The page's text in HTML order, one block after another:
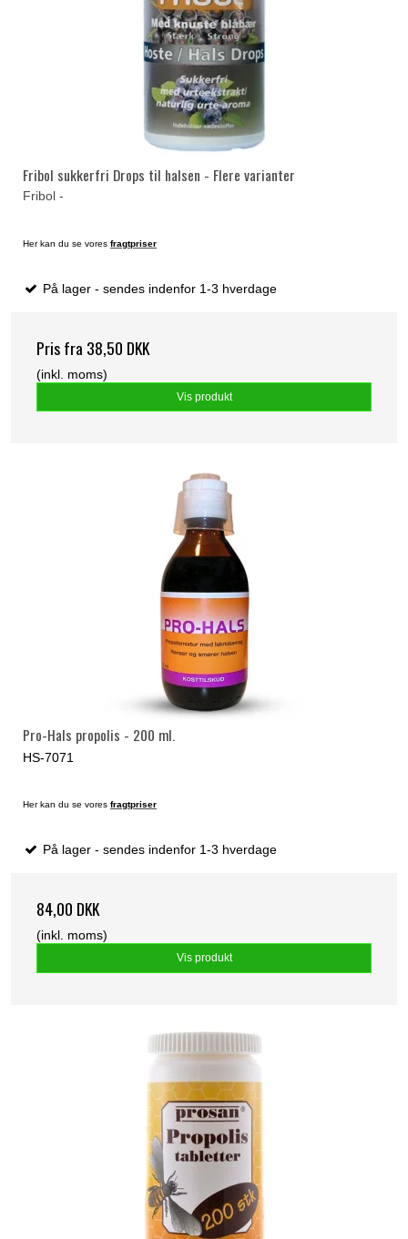
Fribol sukkerfri Drops til halsen - Flere varianter
Fribol -
Her kan du se vores fragtpriser
På lager - sendes indenfor 1-3 hverdage
Pris fra 38,50 DKK
(inkl. moms)
Vis produkt
Pro-Hals propolis - 200 ml.
HS-7071
Her kan du se vores fragtpriser
På lager - sendes indenfor 1-3 hverdage
84,00 DKK
(inkl. moms)
Vis produkt